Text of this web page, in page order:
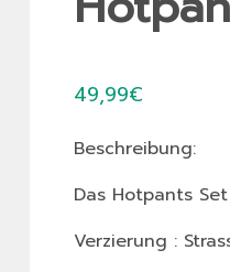
49,99€
Beschreibung:
Das Hotpants
Verzierung :